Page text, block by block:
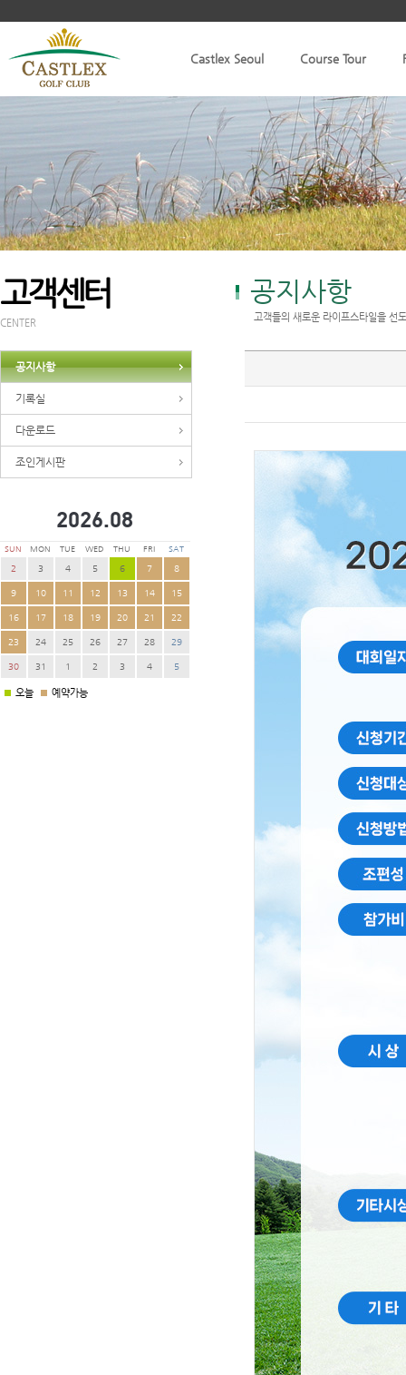
Castlex Seoul Course Tour
고객센터
CENTER
공지사항
기록실
다운로드
조인게시판
2026.08
SUN MON TUE WED THU FRI SAT
2 3 4 5 6 7 8
9 10 11 12 13 14 15
16 17 18 19 20 21 22
23 24 25 26 27 28 29
30 31 1 2 3 4 5
오늘 예약가능
공지사항
고객들의 새로운 라이프스타일을 선